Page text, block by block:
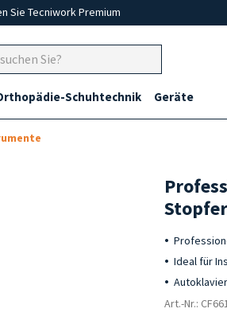
Sie Tecniwork Premium
Schuhtechnik Geräte
Stopfer
Ideal für
Art.-Nr.: